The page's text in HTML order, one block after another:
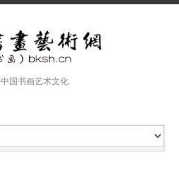
国书画艺术文化